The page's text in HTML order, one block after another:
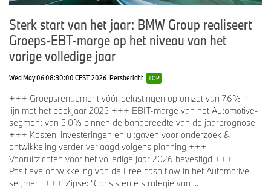
Sterk start van het jaar: BMW Group realiseert
Groeps-EBT-marge op het niveau van het
vorige volledige jaar
Wed May 06 08:30:00 CEST 2026 Persbericht TOP
+++ Groepsrendement vóór belastingen op omzet van 7,6% in
lijn met het boekjaar 2025 +++ EBIT-marge van het Automotive-
segment van 5,0% binnen de bandbreedte van de jaarprognose
+++ Kosten, investeringen en uitgaven voor onderzoek &
ontwikkeling verder verlaagd volgens planning +++
Vooruitzichten voor het volledige jaar 2026 bevestigd +++
Positieve ontwikkeling van de Free cash flow in het Automotive-
segment +++ Zipse: “Consistente strategie van ...